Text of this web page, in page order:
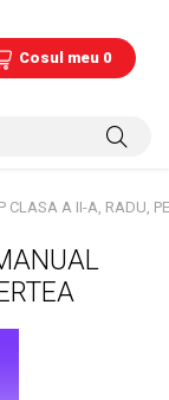
Cosul meu 0
CLASA A II-A, RADU,